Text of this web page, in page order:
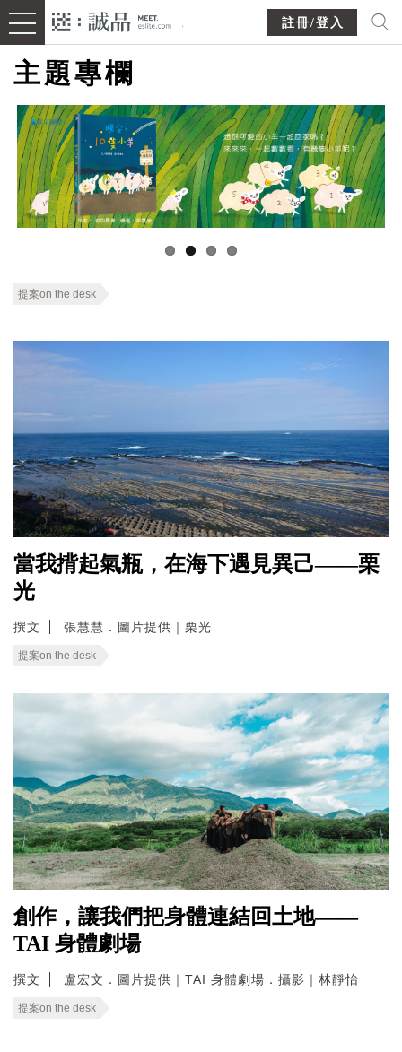
註冊/登入
主題專欄
提案on the desk
當我揹起氣瓶，在海下遇見異己——栗
光
撰文 張慧慧．圖片提供｜栗光
提案on the desk
創作，讓我們把身體連結回土地——
TAI 身體劇場
撰文 盧宏文．圖片提供｜TAI 身體劇場．攝影｜林靜怡
提案on the desk